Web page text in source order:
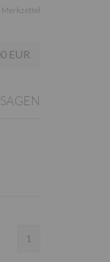
Merkzettel
EUR
1